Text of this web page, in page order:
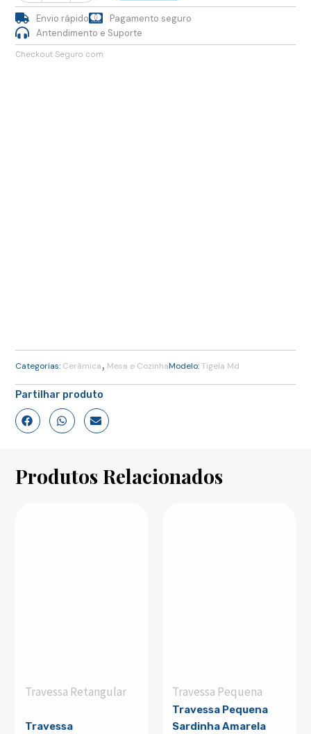
Envio rápido
Pagamento seguro
Antendimento e Suporte
Checkout Seguro com
Categorias: Cerâmica, Mesa e CozinhaModelo:Tigela Md
Partilhar produto
Produtos Relacionados
Travessa Retangular
Travessa
Travessa Pequena
Travessa Pequena
Sardinha Amarela